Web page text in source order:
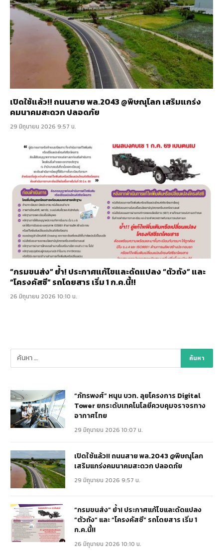
เปิดใช้แล้ว!! ถนนสาย พล.2043 @พิษณุโลก เสริมแกร่ง
คมนาคมสะดวก ปลอดภัย
29 มิถุนายน 2026 9:57 น.
“กรมขนส่ง” ย้ำ! ประกาศแก้ไขและดัดแปลง “ตัวถัง” และ
“โครงคัสซี” รถโดยสาร เริ่ม 1 ก.ค.นี้!!
26 มิถุนายน 2026 10:10 น.
“ภัทรพงศ์” หนุน บวท. ลุยโครงการ Digital
Tower ยกระดับเทคโนโลยีควบคุมจราจรทาง
อากาศไทย
29 มิถุนายน 2026 10:07 น.
เปิดใช้แล้ว!! ถนนสาย พล.2043 @พิษณุโลก
เสริมแกร่งคมนาคมสะดวก ปลอดภัย
29 มิถุนายน 2026 9:57 น.
“กรมขนส่ง” ย้ำ! ประกาศแก้ไขและดัดแปลง
“ตัวถัง” และ “โครงคัสซี” รถโดยสาร เริ่ม 1
ก.ค.นี้!!
26 มิถุนายน 2026 10:10 น.